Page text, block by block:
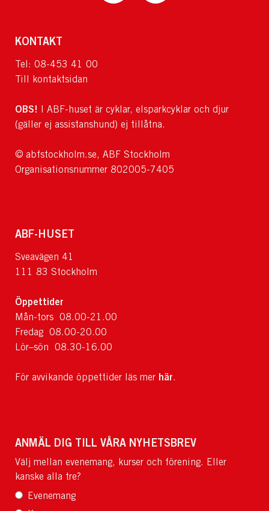
KONTAKT
Tel: 08-453 41 00
Till kontaktsidan
OBS! I ABF-huset är cyklar, elsparkcyklar och djur
(gäller ej assistanshund) ej tillåtna.
© abfstockholm.se, ABF Stockholm
Organisationsnummer 802005-7405
ABF-HUSET
Sveavägen 41
111 83 Stockholm
Öppettider
Mån-tors 08.00-21.00
Fredag 08.00-20.00
Lör–sön 08.30-16.00
För avvikande öppettider läs mer här.
ANMÄL DIG TILL VÅRA NYHETSBREV
Välj mellan evenemang, kurser och förening. Eller
kanske alla tre?
Evenemang